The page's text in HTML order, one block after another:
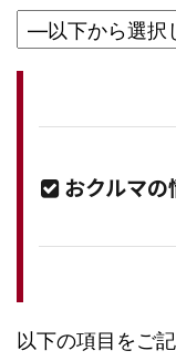
おクルマの
以下の項目をご